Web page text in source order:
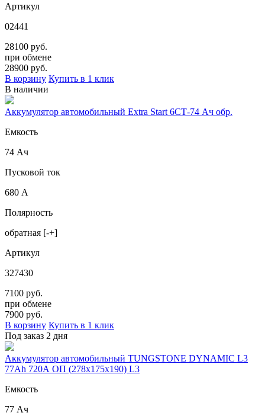
Артикул
02441
28100 руб.
при обмене
28900 руб.
В корзину Купить в 1 клик
В наличии
Аккумулятор автомобильный Extra Start 6СТ-74 Ач обр.
Емкость
74 Ач
Пусковой ток
680 А
Полярность
обратная [-+]
Артикул
327430
7100 руб.
при обмене
7900 руб.
В корзину Купить в 1 клик
Под заказ 2 дня
Аккумулятор автомобильный TUNGSTONE DYNAMIC L3
77Ah 720A ОП (278х175х190) L3
Емкость
77 Ач